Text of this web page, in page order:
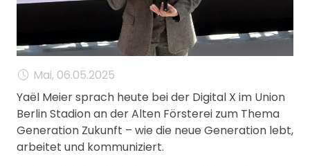
MANAGEMENT
Mai, 06.05.2025
Yaël Meier sprach heute bei der Digital X im Union
Berlin Stadion an der Alten Försterei zum Thema
Generation Zukunft – wie die neue Generation lebt,
arbeitet und kommuniziert.